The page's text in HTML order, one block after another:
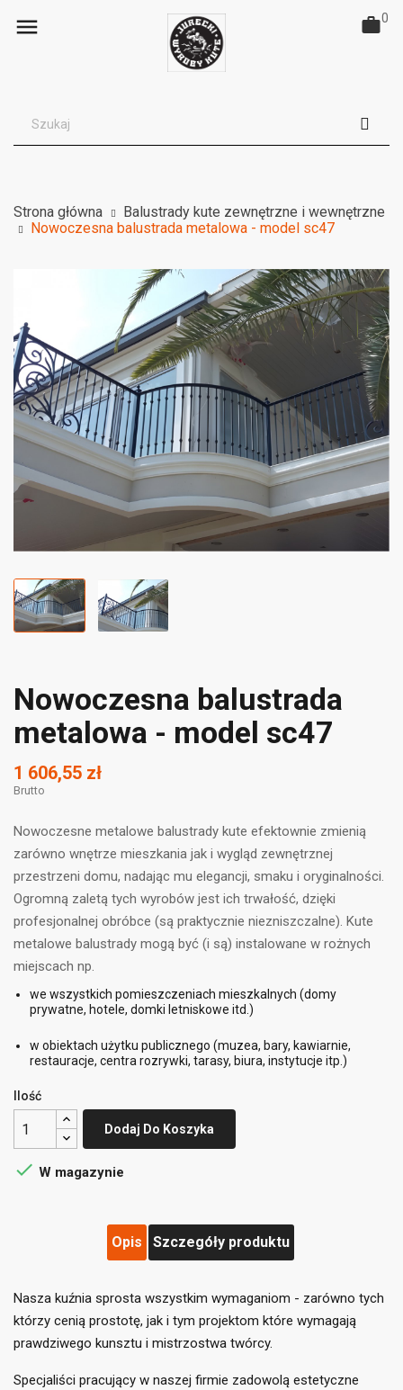
 0
Strona główna
Balustrady kute zewnętrzne i wewnętrzne
Nowoczesna balustrada metalowa - model sc47
Nowoczesna balustrada
metalowa - model sc47
1 606,55 zł
Brutto
Nowoczesne metalowe balustrady kute efektownie zmienią
zarówno wnętrze mieszkania jak i wygląd zewnętrznej
przestrzeni domu, nadając mu elegancji, smaku i oryginalności.
Ogromną zaletą tych wyrobów jest ich trwałość, dzięki
profesjonalnej obróbce (są praktycznie niezniszczalne). Kute
metalowe balustrady mogą być (i są) instalowane w rożnych
miejscach np.
we wszystkich pomieszczeniach mieszkalnych (domy
prywatne, hotele, domki letniskowe itd.)
w obiektach użytku publicznego (muzea, bary, kawiarnie,
restauracje, centra rozrywki, tarasy, biura, instytucje itp.)
Ilość
Dodaj Do Koszyka
 W magazynie
Opis Szczegóły produktu
Nasza kuźnia sprosta wszystkim wymaganiom - zarówno tych
którzy cenią prostotę, jak i tym projektom które wymagają
prawdziwego kunsztu i mistrzostwa twórcy.
Specjaliści pracujący w naszej firmie zadowolą estetyczne